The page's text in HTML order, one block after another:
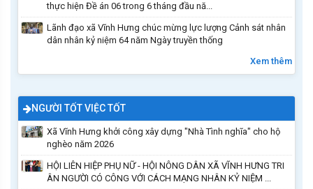
thực hiện Đề án 06 trong 6 tháng đầu nă...
Lãnh đạo xã Vĩnh Hưng chúc mừng lực lượng Cảnh sát nhân
dân nhân kỷ niệm 64 năm Ngày truyền thống
Xem thêm
NGƯỜI TỐT VIỆC TỐT
Xã Vĩnh Hưng khởi công xây dựng "Nhà Tình nghĩa" cho hộ
nghèo năm 2026
HỘI LIÊN HIỆP PHỤ NỮ - HỘI NÔNG DÂN XÃ VĨNH HƯNG TRI
ÂN NGƯỜI CÓ CÔNG VỚI CÁCH MẠNG NHÂN KỶ NIỆM ...